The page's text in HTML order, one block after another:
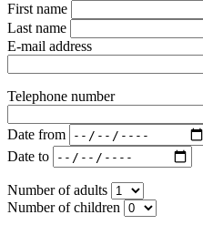
First name
Last name
E-mail address
Telephone number
Date from
Date to
Number of adults
Number of children